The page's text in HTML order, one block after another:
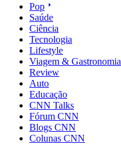
Pop
Saúde
Ciência
Tecnologia
Lifestyle
Viagem & Gastronomia
Review
Auto
Educação
CNN Talks
Fórum CNN
Blogs CNN
Colunas CNN